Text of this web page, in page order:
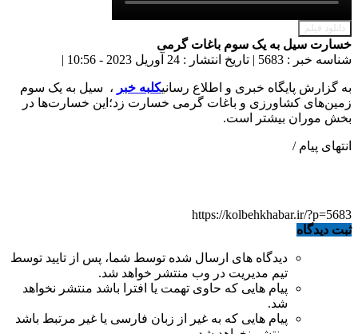
دانلود فیلم
خسارت سیل به یک سوم باغات گرمی
شناسه خبر : 5683
| تاریخ انتشار : 24 آوریل 2023 - 10:56 |
به گزارش پایگاه خبری و اطلاع رسانیکلبه خبر ، سیل به یک سوم
زمین‌های کشاورزی و باغات گرمی خسارت زد؛این خسارت‌ها در
بخش موران بیشتر است.
انتهای پیام /
https://kolbehkhabar.ir/?p=5683
ثبت دیدگاه
دیدگاه های ارسال شده توسط شما، پس از تایید توسط
تیم مدیریت در وب منتشر خواهد شد.
پیام هایی که حاوی تهمت یا افترا باشد منتشر نخواهد
شد.
پیام هایی که به غیر از زبان فارسی یا غیر مرتبط باشد